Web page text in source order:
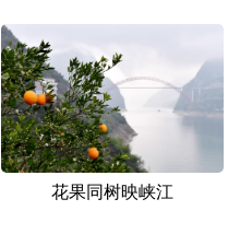
花果同树映峡江